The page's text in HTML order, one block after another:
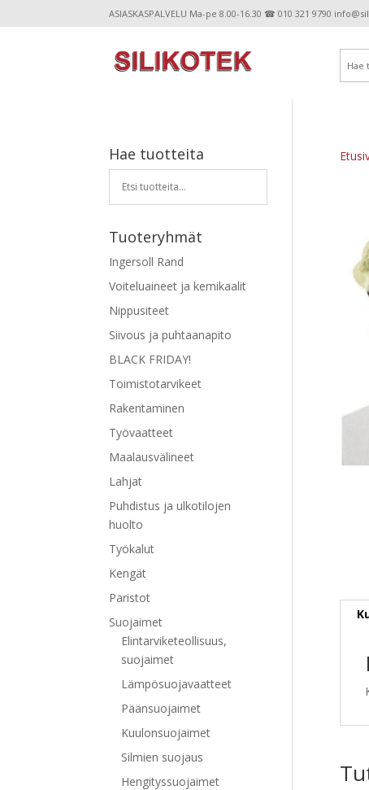
ASIASKASPALVELU Ma-pe 8.00-16.30 ☎ 010 321 9790
Hae tuotteita
Tuoteryhmät
Ingersoll Rand
Voiteluaineet ja kemikaalit
Nippusiteet
Siivous ja puhtaanapito
BLACK FRIDAY!
Toimistotarvikeet
Rakentaminen
Työvaatteet
Maalausvälineet
Lahjat
Puhdistus ja ulkotilojen
huolto
Työkalut
Kengät
Paristot
Suojaimet
Elintarviketeollisuus,
suojaimet
Lämpösuojavaatteet
Päänsuojaimet
Kuulonsuojaimet
Silmien suojaus
Hengityssuojaimet